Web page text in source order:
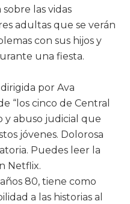
las vidas
adultas que se verán
con sus hijos y
una fiesta.
por Ava
“los cinco de Central
y abuso judicial que
jóvenes. Dolorosa
Puedes leer la
Netflix.
80, tiene como
a las historias al